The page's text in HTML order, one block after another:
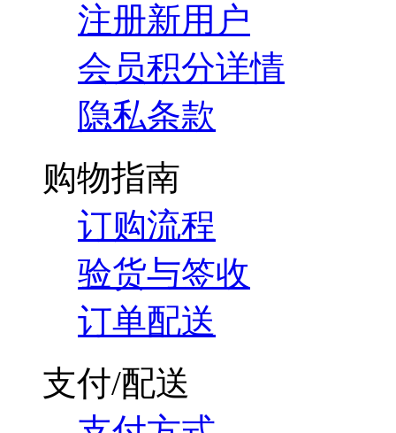
注册新用户
会员积分详情
隐私条款
购物指南
订购流程
验货与签收
订单配送
支付/配送